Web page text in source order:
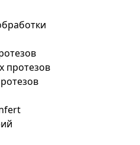
протезов